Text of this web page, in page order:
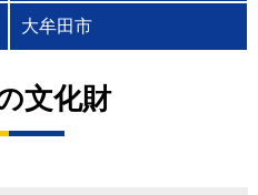
大牟田市
文化財